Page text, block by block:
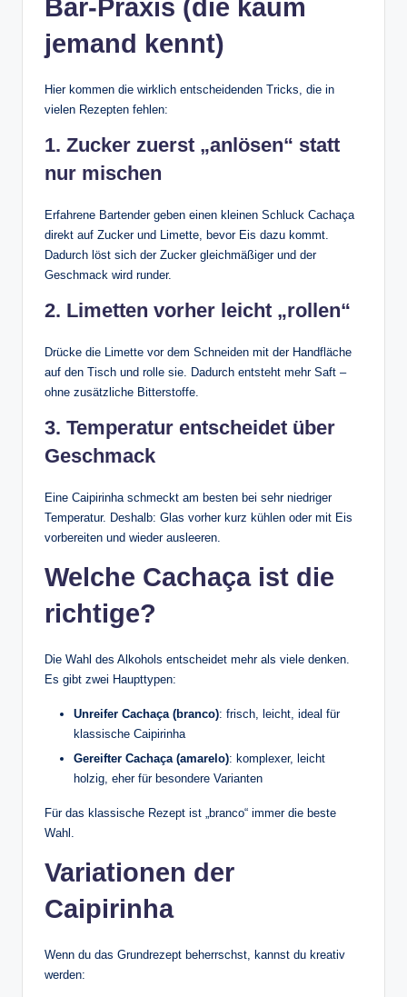
Bar-Praxis (die kaum
jemand kennt)
Hier kommen die wirklich entscheidenden Tricks, die in
vielen Rezepten fehlen:
1. Zucker zuerst „anlösen“ statt
nur mischen
Erfahrene Bartender geben einen kleinen Schluck Cachaça
direkt auf Zucker und Limette, bevor Eis dazu kommt.
Dadurch löst sich der Zucker gleichmäßiger und der
Geschmack wird runder.
2. Limetten vorher leicht „rollen“
Drücke die Limette vor dem Schneiden mit der Handfläche
auf den Tisch und rolle sie. Dadurch entsteht mehr Saft –
ohne zusätzliche Bitterstoffe.
3. Temperatur entscheidet über
Geschmack
Eine Caipirinha schmeckt am besten bei sehr niedriger
Temperatur. Deshalb: Glas vorher kurz kühlen oder mit Eis
vorbereiten und wieder ausleeren.
Welche Cachaça ist die
richtige?
Die Wahl des Alkohols entscheidet mehr als viele denken.
Es gibt zwei Haupttypen:
Unreifer Cachaça (branco): frisch, leicht, ideal für
klassische Caipirinha
Gereifter Cachaça (amarelo): komplexer, leicht
holzig, eher für besondere Varianten
Für das klassische Rezept ist „branco“ immer die beste
Wahl.
Variationen der
Caipirinha
Wenn du das Grundrezept beherrschst, kannst du kreativ
werden: